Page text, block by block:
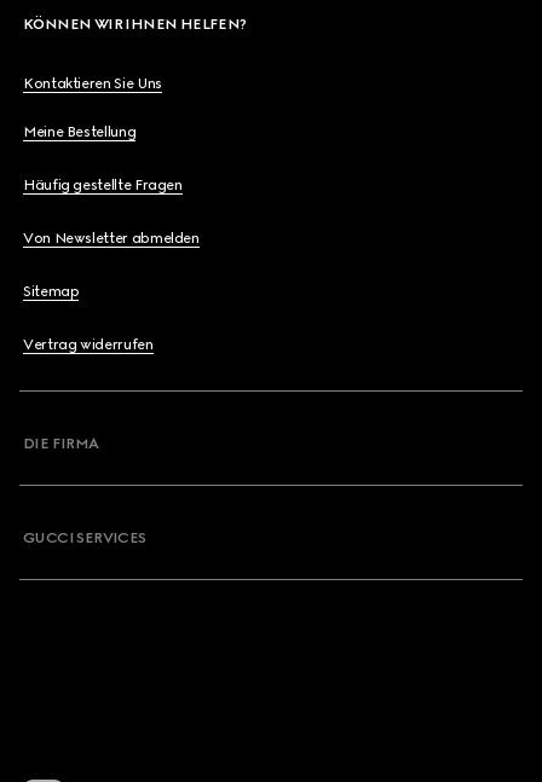
KÖNNEN WIR IHNEN HELFEN?
Kontaktieren Sie Uns
Meine Bestellung
Häufig gestellte Fragen
Von Newsletter abmelden
Sitemap
Vertrag widerrufen
DIE FIRMA
GUCCI SERVICES